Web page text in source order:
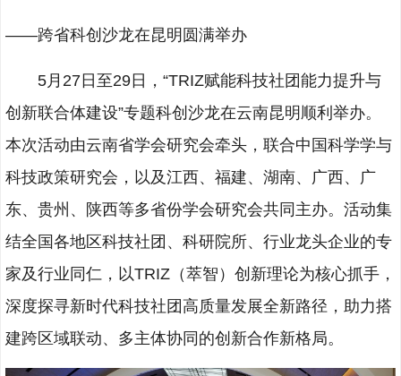
——跨省科创沙龙在昆明圆满举办
5月27日至29日，“TRIZ赋能科技社团能力提升与
创新联合体建设”专题科创沙龙在云南昆明顺利举办。
本次活动由云南省学会研究会牵头，联合中国科学学与
科技政策研究会，以及江西、福建、湖南、广西、广
东、贵州、陕西等多省份学会研究会共同主办。活动集
结全国各地区科技社团、科研院所、行业龙头企业的专
家及行业同仁，以TRIZ（萃智）创新理论为核心抓手，
深度探寻新时代科技社团高质量发展全新路径，助力搭
建跨区域联动、多主体协同的创新合作新格局。